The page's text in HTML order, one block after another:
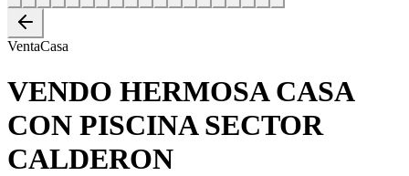
VentaCasa
VENDO HERMOSA CASA
CON PISCINA SECTOR
CALDERON